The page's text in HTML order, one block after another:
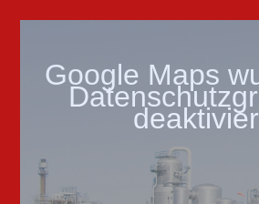
Google Maps